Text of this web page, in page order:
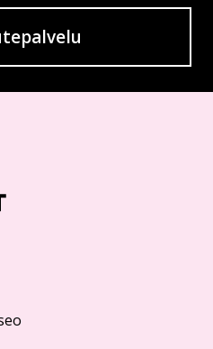
Siirtyy ulkoiselle